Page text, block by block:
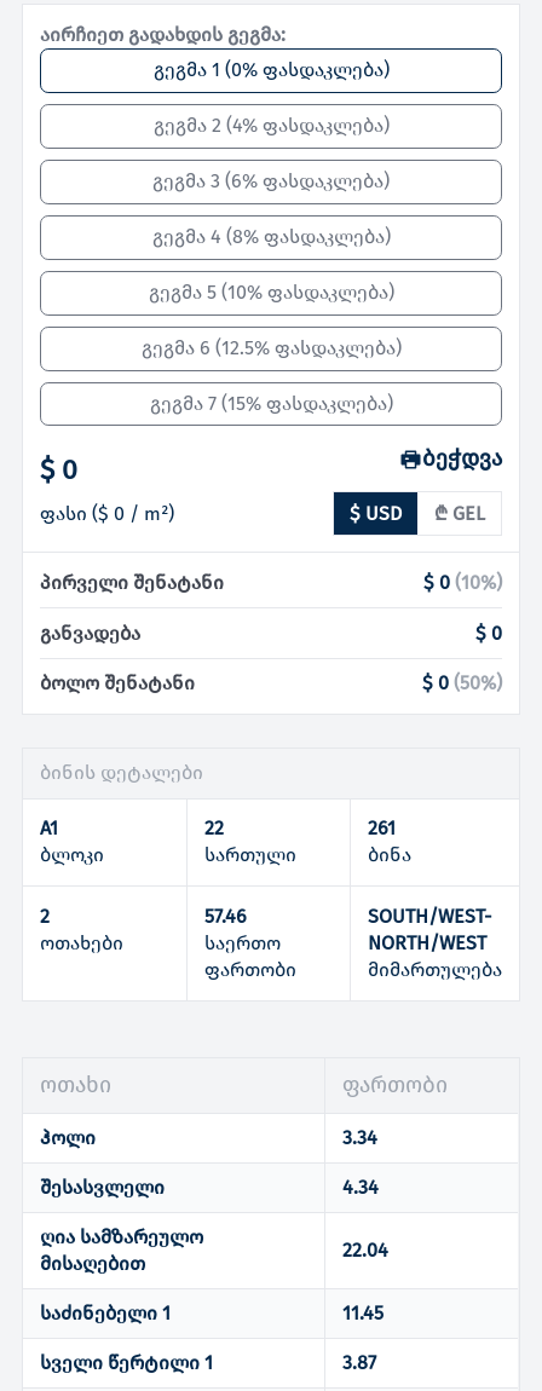
აირჩიეთ გადახდის გეგმა:
გეგმა 1 (0% ფასდაკლება)
გეგმა 2 (4% ფასდაკლება)
გეგმა 3 (6% ფასდაკლება)
გეგმა 4 (8% ფასდაკლება)
გეგმა 5 (10% ფასდაკლება)
გეგმა 6 (12.5% ფასდაკლება)
გეგმა 7 (15% ფასდაკლება)
$ 0
ფასი ($ 0 / m²)
ბეჭდვა
$ USD ₾ GEL
პირველი შენატანი $ 0 (10%)
განვადება $ 0
ბოლო შენატანი $ 0 (50%)
ბინის დეტალები
A1
ბლოკი
22
სართული
261
ბინა
2
ოთახები
57.46
საერთო
ფართობი
SOUTH/WEST-
NORTH/WEST
მიმართულება
ოთახი ფართობი
ჰოლი 3.34
შესასვლელი 4.34
ღია სამზარეულო
მისაღებით
22.04
საძინებელი 1 11.45
სველი წერტილი 1 3.87